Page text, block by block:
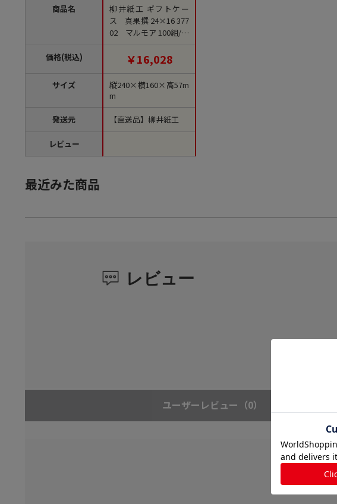
商品名
価格(税込)
サイズ
発送元
レビュー
柳井紙工 ギフトケー
ス 真果撰 24×16 377
02 マルモア 100組/束
（ご注文単位1束）
【直送品】
￥16,028
縦240×横160×高57m
m
【直送品】柳井紙工
最近みた商品
レビュー
ユーザーレビュー （0）